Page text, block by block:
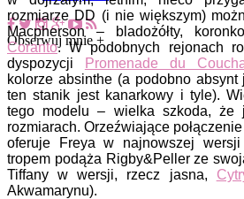
Obserwuj mnie +
rozmiarze DD (i nie większym)
Macpherson – bladożółty,
Coranto. W podobnych rejonach
dyspozycji
Promenade du
kolorze absinthe (a podobno
ten stanik jest kanarkowy i tyle).
tego modelu – wielka szkoda, że
rozmiarach. Orzeźwiające
oferuje Freya w najnowszej
tropem podąża Rigby&Peller ze
Tiffany w wersji, rzecz jasna,
Akwamarynu).